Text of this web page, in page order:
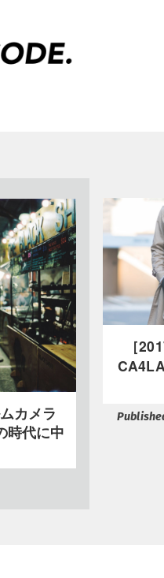
カメラ
時代に中
［